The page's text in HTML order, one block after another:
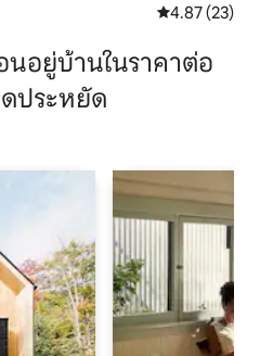
คะแนนเฉลี่ย
4.87 (23)
นอยู่บ้านในราคาต่อ
ประหยัด